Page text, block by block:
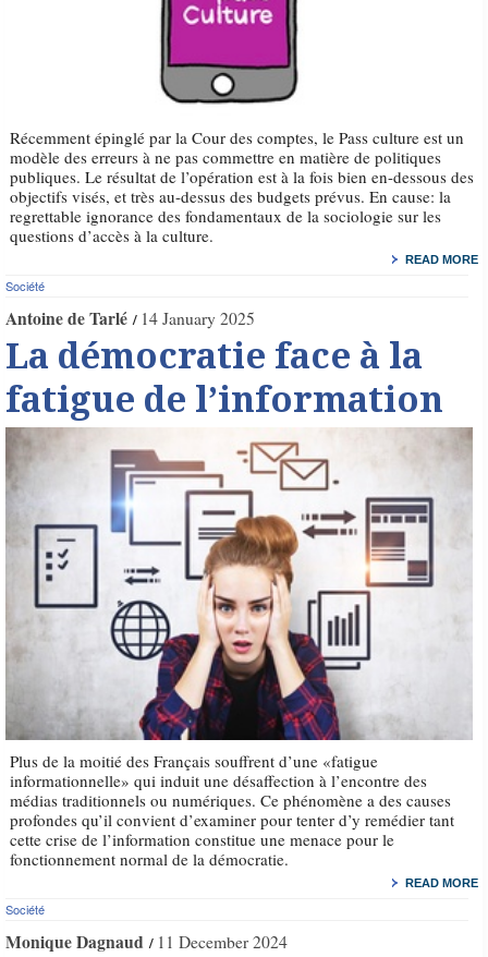
Récemment épinglé par la Cour des comptes, le Pass culture est un
modèle des erreurs à ne pas commettre en matière de politiques
publiques. Le résultat de l’opération est à la fois bien en-dessous des
objectifs visés, et très au-dessus des budgets prévus. En cause: la
regrettable ignorance des fondamentaux de la sociologie sur les
questions d’accès à la culture.
READ MORE
Société
Antoine de Tarlé 14 January 2025
La démocratie face à la
fatigue de l’information
Plus de la moitié des Français souffrent d’une «fatigue
informationnelle» qui induit une désaffection à l’encontre des
médias traditionnels ou numériques. Ce phénomène a des causes
profondes qu’il convient d’examiner pour tenter d’y remédier tant
cette crise de l’information constitue une menace pour le
fonctionnement normal de la démocratie.
READ MORE
Société
Monique Dagnaud 11 December 2024